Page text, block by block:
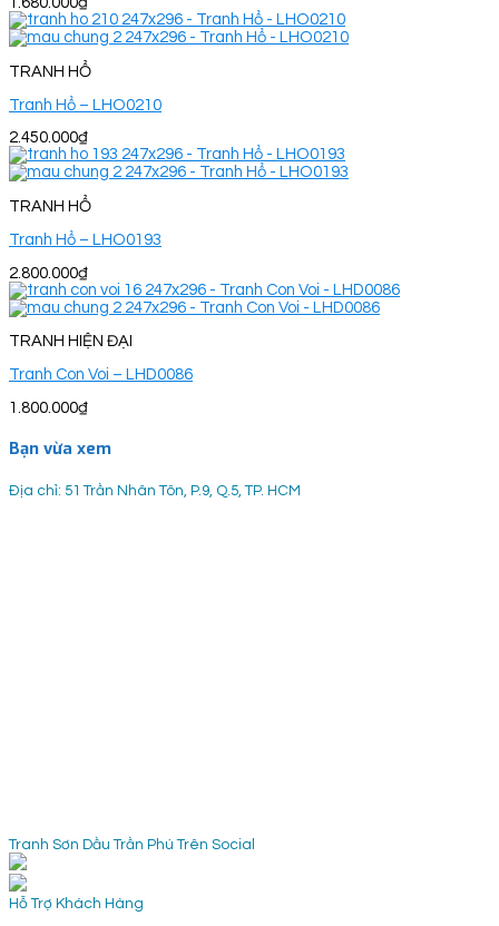
TRANH HỔ
Tranh Hổ – LHO0210
2.450.000₫
TRANH HỔ
Tranh Hổ – LHO0193
2.800.000₫
TRANH HIỆN ĐẠI
Tranh Con Voi – LHD0086
1.800.000₫
Bạn vừa xem
Địa chỉ: 51 Trần Nhân Tôn, P.9, Q.5, TP. HCM
Tranh Sơn Dầu Trần Phú Trên Social
Hỗ Trợ Khách Hàng